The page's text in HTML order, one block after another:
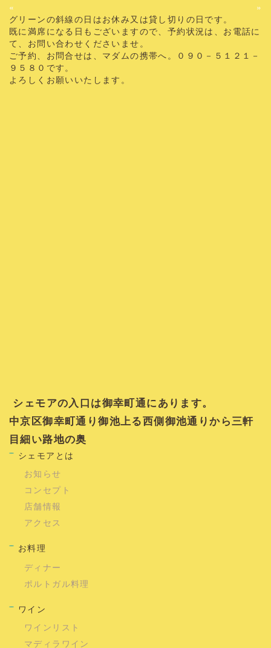
«
»
グリーンの斜線の日はお休み又は貸し切りの日です。
既に満席になる日もございますので、予約状況は、お電話に
て、お問い合わせくださいませ。
ご予約、お問合せは、マダムの携帯へ。０９０－５１２１－
９５８０です。
よろしくお願いいたします。
シェモアの入口は御幸町通にあります。
中京区御幸町通り御池上る西側御池通りから三軒
目細い路地の奥
シェモアとは
お知らせ
コンセプト
店舗情報
アクセス
お料理
ディナー
ポルトガル料理
ワイン
ワインリスト
マディラワイン